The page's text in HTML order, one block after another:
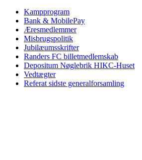
Kampprogram
Bank & MobilePay
Æresmedlemmer
Misbrugspolitik
Jubilæumsskrifter
Randers FC billetmedlemskab
Depositum Nøglebrik HIKC-Huset
Vedtægter
Referat sidste generalforsamling